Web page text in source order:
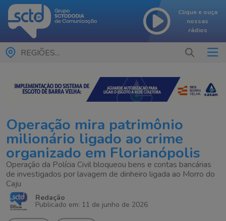
Clique e ouça
nossas
rádios
REGIÕES...
Operação mira patrimônio
milionário ligado ao crime
organizado em Florianópolis
Operação da Polícia Civil bloqueou bens e contas bancárias
de investigados por lavagem de dinheiro ligada ao Morro do
Caju
Redação
Publicado em: 11 de junho de 2026